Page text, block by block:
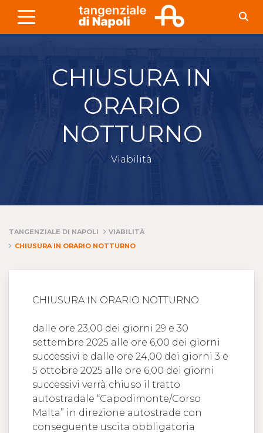
Skip to Main Content
CHIUSURA IN
ORARIO
NOTTURNO
Viabilità
TANGENZIALE DI NAPOLI
VIABILITÀ
CHIUSURA IN ORARIO NOTTURNO
CHIUSURA IN ORARIO NOTTURNO
dalle ore 23,00 dei giorni 29 e 30
settembre 2025 alle ore 6,00 dei giorni
successivi e dalle ore 24,00 dei giorni 3 e
5 ottobre 2025 alle ore 6,00 dei giorni
successivi verrà chiuso il tratto
autostradale “Capodimonte/Corso
Malta” in direzione autostrade con
conseguente uscita obbligatoria